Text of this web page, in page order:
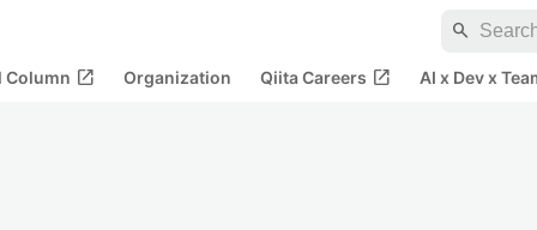
search
Column open_in_new Organization Qiita Careers open_in_new AI x Dev x